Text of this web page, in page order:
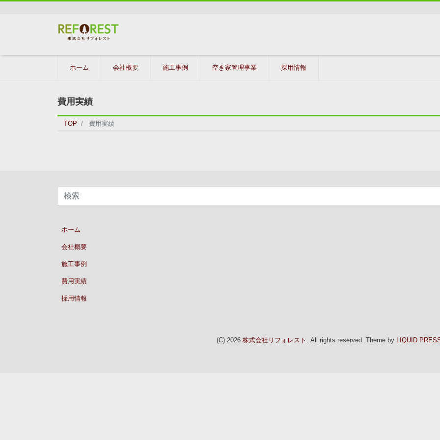
ホーム 会社概要 施工事例 空き家管理事業 採用情報
費用実績
TOP 費用実績
ホーム
会社概要
施工事例
費用実績
採用情報
(C) 2026 株式会社リフォレスト . All rights reserved. Theme by LIQUID